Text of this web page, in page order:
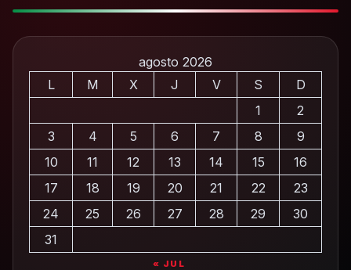
agosto 2026
L
M X J V S
D
1
2
3
4 5 6 7 8
9
10
11 12 13 14 15
16
17
18 19 20 21 22
23
24
25 26 27 28 29
30
31
« JUL